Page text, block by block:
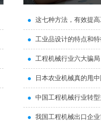
这七种方法，有效提
工业品设计的特点和
工程机械行业六大骗局
日本农业机械真的甩
中国工程机械行业转
我国工程机械出口企